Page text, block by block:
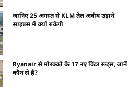
जानिए 25 अगस्त से KLM तेल अवीव उड़ानें
साइप्रस में क्यों रुकेंगी
Ryanair से मोरक्को के 17 नए विंटर रूट्स, जानें
कौन से हैं?